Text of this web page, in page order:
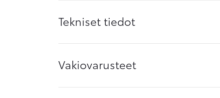
Tekniset tiedot
Vakiovarusteet